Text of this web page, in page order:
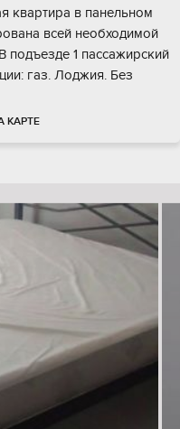
квартира в панельном
всей необходимой
1 пассажирский
газ. Лоджия. Без
КАРТЕ